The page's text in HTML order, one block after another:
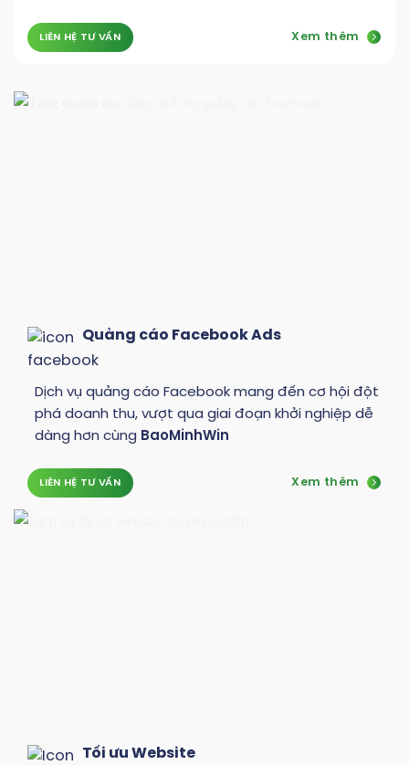
LIÊN HỆ TƯ VẤN Xem thêm
Quảng cáo Facebook Ads
Dịch vụ quảng cáo Facebook mang đến cơ hội đột
phá doanh thu, vượt qua giai đoạn khởi nghiệp dễ
dàng hơn cùng BaoMinhWin
LIÊN HỆ TƯ VẤN Xem thêm
Tối ưu Website